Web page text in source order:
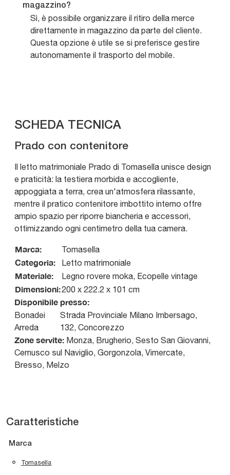
magazzino?
Sì, è possibile organizzare il ritiro della merce
direttamente in magazzino da parte del cliente.
Questa opzione è utile se si preferisce gestire
autonomamente il trasporto del mobile.
SCHEDA TECNICA
Prado con contenitore
Il letto matrimoniale Prado di Tomasella unisce design
e praticità: la testiera morbida e accogliente,
appoggiata a terra, crea un'atmosfera rilassante,
mentre il pratico contenitore imbottito interno offre
ampio spazio per riporre biancheria e accessori,
ottimizzando ogni centimetro della tua camera.
Marca: Tomasella
Categoria: Letto matrimoniale
Materiale: Legno rovere moka, Ecopelle vintage
Dimensioni:200 x 222.2 x 101 cm
Disponibile presso:
Bonadei
Arreda
Strada Provinciale Milano Imbersago,
132, Concorezzo
Zone servite: Monza, Brugherio, Sesto San Giovanni,
Cernusco sul Naviglio, Gorgonzola, Vimercate,
Bresso, Melzo
Caratteristiche
Marca
Tomasella